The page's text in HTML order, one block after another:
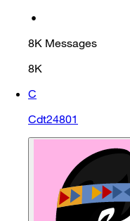
•
8K Messages
8K
C
Cdt24801